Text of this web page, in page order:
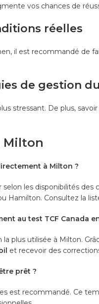
vos chances de
réelles
il est recommandé de
de gestion
stressant. De plus,
Milton
à Milton ?
selon les disponibilités
Hamilton. Consultez la
au test TCF Canada
plus utilisée à Milton.
et recevoir des
prêt ?
est recommandé. Ce